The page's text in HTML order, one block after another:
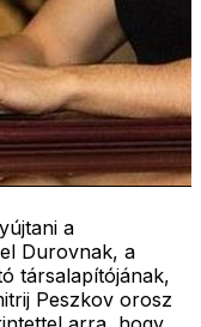
a
Durovnak, a
társalapítójának,
Peszkov orosz